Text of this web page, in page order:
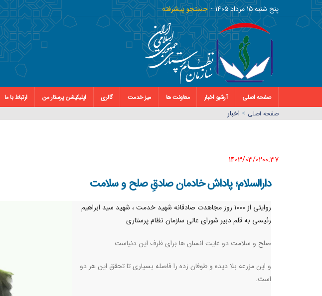
پنج شنبه ١٥ مرداد ١٤٠٥ جستجو پیشرفته
صفحه اصلی آرشیو اخبار معاونت ها میز خدمت گالری اپلیکیشن پرستار من ارتباط با ما
صفحه اصلي > اخبار
1403/03/02٠٠:٣٧
دارالسلام؛ پاداش خادمان صادقِ صلح و سلامت
روایتی از ۱۰۰۰ روز مجاهدت صادقانه شهید خدمت ، شهید سید ابراهیم
رئیسی به قلم دبیر شورای عالی سازمان نظام پرستاری
صلح و سلامت دو غایت انسان ها برای ظرف این دنیاست
و این مزرعه بلا دیده و طوفان زده را فاصله بسیاری تا تحقق این هر دو
است.